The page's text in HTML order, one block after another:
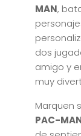
MAN,
dos
amigo y
muy
Marquen
PAC-